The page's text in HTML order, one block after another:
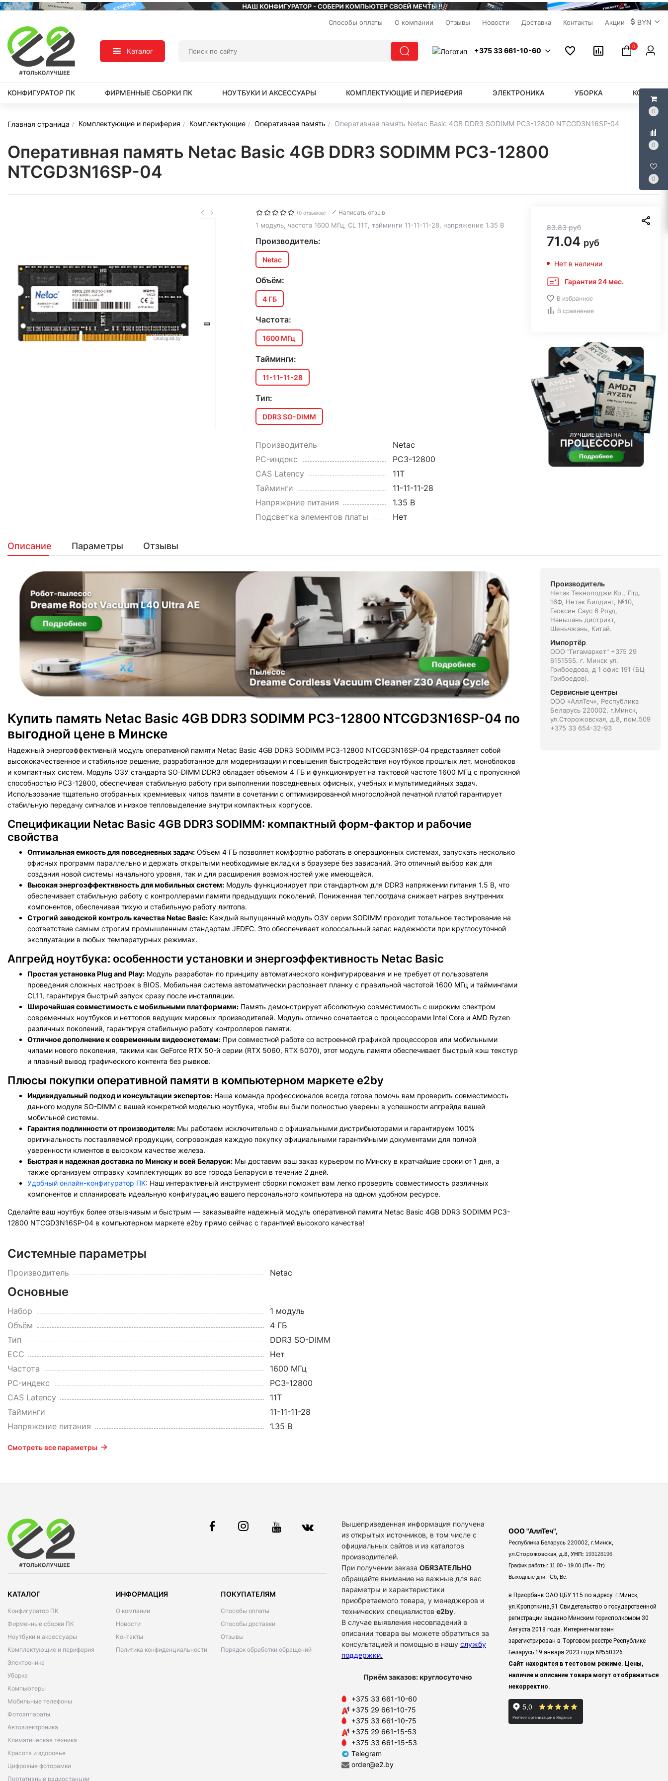
0
0
0
Способы оплаты О компании Отзывы Новости Доставка Контакты Акции BYN
Каталог +375 33 661-10-60
0
КОНФИГУРАТОР ПК ФИРМЕННЫЕ СБОРКИ ПК НОУТБУКИ И АКСЕССУАРЫ КОМПЛЕКТУЮЩИЕ И ПЕРИФЕРИЯ ЭЛЕКТРОНИКА УБОРКА
Главная страница Комплектующие и периферия Комплектующие Оперативная память Оперативная память Netac Basic 4GB DDR3 SODIMM PC3-12800 NTCGD3N16SP-04
Оперативная память Netac Basic 4GB DDR3 SODIMM PC3-12800
NTCGD3N16SP-04
(0 отзывов) Написать отзыв
1 модуль, частота 1600 МГц, CL 11T, тайминги 11-11-11-28, напряжение 1.35 В
Производитель:
Netac
Объём:
4 ГБ
Частота:
1600 МГц
Тайминги:
11-11-11-28
Тип:
DDR3 SO-DIMM
Производитель
Netac
PC-индекс
PC3-12800
CAS Latency
11T
Тайминги
11-11-11-28
Напряжение питания
1.35 В
Подсветка элементов платы
Нет
83.83руб
71.04 руб
Нет в наличии
Гарантия 24 мес.
В избранное
В сравнение
Описание Параметры Отзывы
Купить память Netac Basic 4GB DDR3 SODIMM PC3-12800 NTCGD3N16SP-04 по
выгодной цене в Минске
Надежный энергоэффективный модуль оперативной памяти Netac Basic 4GB DDR3 SODIMM PC3-12800 NTCGD3N16SP-04 представляет собой
высококачественное и стабильное решение, разработанное для модернизации и повышения быстродействия ноутбуков прошлых лет, моноблоков
и компактных систем. Модуль ОЗУ стандарта SO-DIMM DDR3 обладает объемом 4 ГБ и функционирует на тактовой частоте 1600 МГц с пропускной
способностью PC3-12800, обеспечивая стабильную работу при выполнении повседневных офисных, учебных и мультимедийных задач.
Использование тщательно отобранных кремниевых чипов памяти в сочетании с оптимизированной многослойной печатной платой гарантирует
стабильную передачу сигналов и низкое тепловыделение внутри компактных корпусов.
Спецификации Netac Basic 4GB DDR3 SODIMM: компактный форм-фактор и рабочие
свойства
Оптимальная емкость для повседневных задач: Объем 4 ГБ позволяет комфортно работать в операционных системах, запускать несколько
офисных программ параллельно и держать открытыми необходимые вкладки в браузере без зависаний. Это отличный выбор как для
создания новой системы начального уровня, так и для расширения возможностей уже имеющейся.
Высокая энергоэффективность для мобильных систем: Модуль функционирует при стандартном для DDR3 напряжении питания 1.5 В, что
обеспечивает стабильную работу с контроллерами памяти предыдущих поколений. Пониженная теплоотдача снижает нагрев внутренних
компонентов, обеспечивая тихую и стабильную работу лэптопа.
Строгий заводской контроль качества Netac Basic: Каждый выпущенный модуль ОЗУ серии SODIMM проходит тотальное тестирование на
соответствие самым строгим промышленным стандартам JEDEC. Это обеспечивает колоссальный запас надежности при круглосуточной
эксплуатации в любых температурных режимах.
Апгрейд ноутбука: особенности установки и энергоэффективность Netac Basic
Простая установка Plug and Play: Модуль разработан по принципу автоматического конфигурирования и не требует от пользователя
проведения сложных настроек в BIOS. Мобильная система автоматически распознает планку с правильной частотой 1600 МГц и таймингами
CL11, гарантируя быстрый запуск сразу после инсталляции.
Широчайшая совместимость с мобильными платформами: Память демонстрирует абсолютную совместимость с широким спектром
современных ноутбуков и неттопов ведущих мировых производителей. Модуль отлично сочетается с процессорами Intel Core и AMD Ryzen
различных поколений, гарантируя стабильную работу контроллеров памяти.
Отличное дополнение к современным видеосистемам: При совместной работе со встроенной графикой процессоров или мобильными
чипами нового поколения, такими как GeForce RTX 50-й серии (RTX 5060, RTX 5070), этот модуль памяти обеспечивает быстрый кэш текстур
и плавный вывод графического контента без рывков.
Плюсы покупки оперативной памяти в компьютерном маркете e2by
Индивидуальный подход и консультации экспертов: Наша команда профессионалов всегда готова помочь вам проверить совместимость
данного модуля SO-DIMM с вашей конкретной моделью ноутбука, чтобы вы были полностью уверены в успешности апгрейда вашей
мобильной системы.
Гарантия подлинности от производителя: Мы работаем исключительно с официальными дистрибьюторами и гарантируем 100%
оригинальность поставляемой продукции, сопровождая каждую покупку официальными гарантийными документами для полной
уверенности клиентов в высоком качестве железа.
Быстрая и надежная доставка по Минску и всей Беларуси: Мы доставим ваш заказ курьером по Минску в кратчайшие сроки от 1 дня, а
также организуем отправку комплектующих во все города Беларуси в течение 2 дней.
Удобный онлайн-конфигуратор ПК: Наш интерактивный инструмент сборки поможет вам легко проверить совместимость различных
компонентов и спланировать идеальную конфигурацию вашего персонального компьютера на одном удобном ресурсе.
Сделайте ваш ноутбук более отзывчивым и быстрым — заказывайте надежный модуль оперативной памяти Netac Basic 4GB DDR3 SODIMM PC3-
12800 NTCGD3N16SP-04 в компьютерном маркете e2by прямо сейчас с гарантией высокого качества!
Системные параметры
Производитель Netac
Основные
Набор
1 модуль
Объём
4 ГБ
Тип
DDR3 SO-DIMM
ECC
Нет
Частота
1600 МГц
PC-индекс
PC3-12800
CAS Latency
11T
Тайминги
11-11-11-28
Напряжение питания
1.35 В
Смотреть все параметры
Производитель
Нетак Текнолоджи Ко., Лтд.
16Ф, Нетак Билдинг, №10,
Гаоксин Саус 6 Роуд,
Наньшань дистрикт,
Шеньчжэнь, Китай.
Импортёр
ООО "Гигамаркет" +375 29
6151555. г. Минск ул.
Грибоедова, д 1 офис 191 (БЦ
Грибоедов).
Сервисные центры
ООО «АллТеч», Республика
Беларусь 220002, г.Минск,
ул.Сторожовская, д.8, пом.509
+375 33 654-32-93
КАТАЛОГ
Конфигуратор ПК
Фирменные сборки ПК
Ноутбуки и аксессуары
Комплектующие и периферия
Электроника
Уборка
Компьютеры
Мобильные телефоны
Фотоаппараты
Автоэлектроника
Климатическая техника
Красота и здоровье
Цифровые фоторамки
Портативные радиостанции
ИНФОРМАЦИЯ
О компании
Новости
Контакты
Политика конфиденциальности
ПОКУПАТЕЛЯМ
Способы оплаты
Способы доставки
Отзывы
Порядок обработки обращений
Вышеприведенная информация получена
из открытых источников, в том числе с
официальных сайтов и из каталогов
производителей.
При получении заказа ОБЯЗАТЕЛЬНО
обращайте внимание на важные для вас
параметры и характеристики
приобретаемого товара, у менеджеров и
технических специалистов e2by.
В случае выявления несовпадений в
описании товара вы можете обратиться за
консультацией и помощью в нашу службу
поддержки.
Приём заказов: круглосуточно
+375 33 661-10-60
+375 29 661-10-75
+375 33 661-10-75
+375 29 661-15-53
+375 33 661-15-53
Telegram
order@e2.by
ООО "АллТеч",
Республика Беларусь 220002, г.Минск,
ул.Сторожовская, д.8, УНП: 193128196.
График работы: 11.00 - 19.00 (Пн - Пт)
Выходные дни: Сб, Вс.
в Приорбанк ОАО ЦБУ 115 по адресу: г.Минск,
ул.Кропоткина,91 Свидетельство о государственной
регистрации выдано Минским горисполкомом 30
Августа 2018 года. Интернет-магазин
зарегистрирован в Торговом реестре Республике
Беларусь 19 января 2023 года №550326.
Сайт находится в тестовом режиме. Цены,
наличие и описание товара могут отображаться
некорректно.